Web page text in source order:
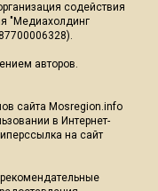
содействия
"Медиахолдинг
авторов.
сайта Mosregion.info
в Интернет-
на сайт